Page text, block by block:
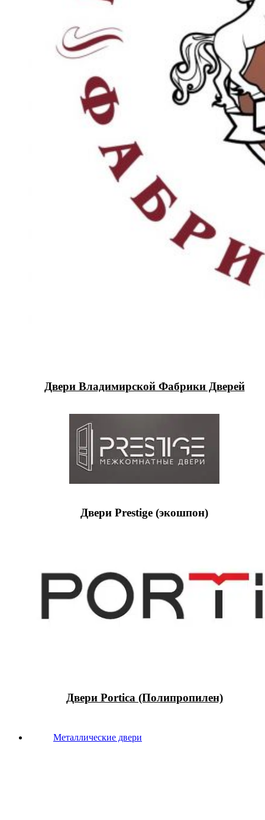
Двери Владимирской Фабрики Дверей
Двери Prestige (экошпон)
Двери Portica (Полипропилен)
Металлические двери